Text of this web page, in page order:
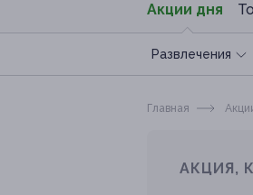
Акции дня
Развлечения
Главная
АКЦИЯ,